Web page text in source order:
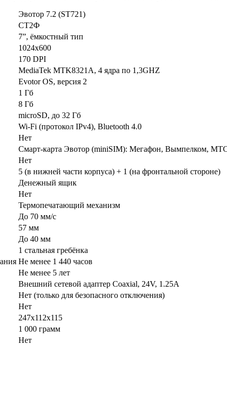
Эвотор 7.2 (ST721)
СТ2Ф
7”, ёмкостный тип
1024х600
170 DPI
MediaTek MTK8321A, 4 ядра по 1,3GHZ
Evotor OS, версия 2
1 Гб
8 Гб
microSD, до 32 Гб
Wi-Fi (протокол IPv4), Bluetooth 4.0
Нет
Смарт-карта Эвотор (miniSIM): Мегафон, Вымпелком,
Нет
5 (в нижней части корпуса) + 1 (на фронтальной стороне)
Денежный ящик
Нет
Термопечатающий механизм
До 70 мм/с
57 мм
До 40 мм
1 стальная гребёнка
Не менее 1 440 часов
Не менее 5 лет
Внешний сетевой адаптер Coaxial, 24V, 1.25A
Нет (только для безопасного отключения)
Нет
247х112х115
1 000 грамм
Нет